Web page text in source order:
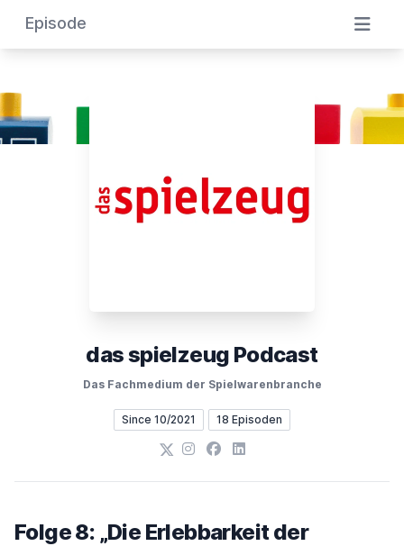
Episode
das spielzeug Podcast
Das Fachmedium der Spielwarenbranche
Since 10/2021 18 Episoden
X Instagram
Facebook
LinkedIn
Folge 8: „Die Erlebbarkeit der